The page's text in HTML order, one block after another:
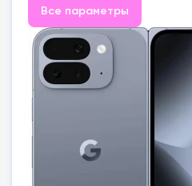
Все параметры